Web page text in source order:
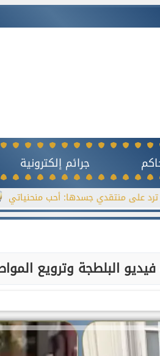
جرائم إلكترونية
بيتزا جسدها: أحب منحنياتي
البلطجة وترويع